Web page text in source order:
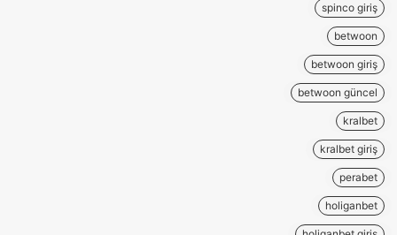
spinco giriş
betwoon
betwoon giriş
betwoon güncel
kralbet
kralbet giriş
perabet
holiganbet